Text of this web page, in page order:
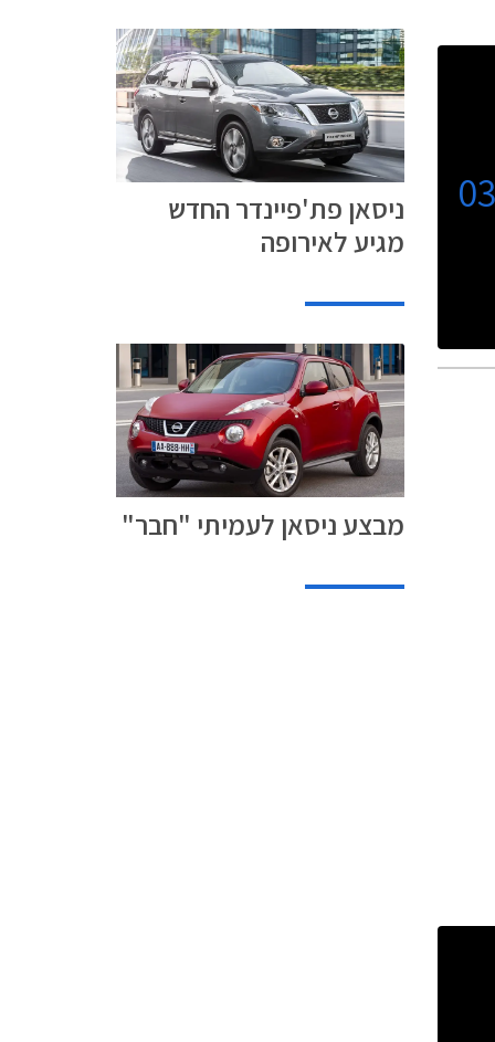
ניסאן פת'פיינדר החדש
מגיע לאירופה
מבצע ניסאן לעמיתי "חבר"